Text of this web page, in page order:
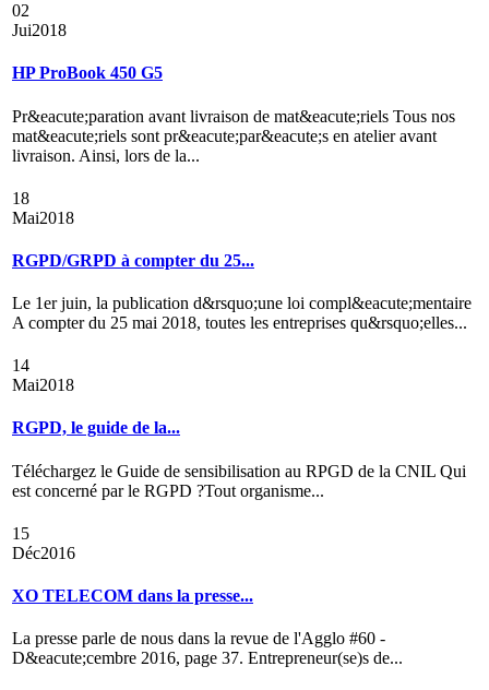
02
Jui2018
HP ProBook 450 G5
Pr&eacute;paration avant livraison de mat&eacute;riels Tous nos
mat&eacute;riels sont pr&eacute;par&eacute;s en atelier avant
livraison. Ainsi, lors de la...
18
Mai2018
RGPD/GRPD à compter du 25...
Le 1er juin, la publication d&rsquo;une loi compl&eacute;mentaire
A compter du 25 mai 2018, toutes les entreprises qu&rsquo;elles...
14
Mai2018
RGPD, le guide de la...
Téléchargez le Guide de sensibilisation au RPGD de la CNIL Qui
est concerné par le RGPD ?Tout organisme...
15
Déc2016
XO TELECOM dans la presse...
La presse parle de nous dans la revue de l'Agglo #60 -
D&eacute;cembre 2016, page 37. Entrepreneur(se)s de...